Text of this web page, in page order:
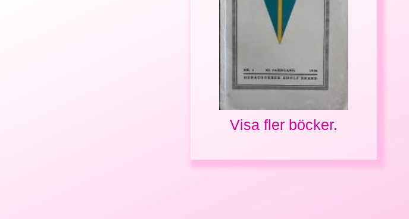
Visa fler böcker.